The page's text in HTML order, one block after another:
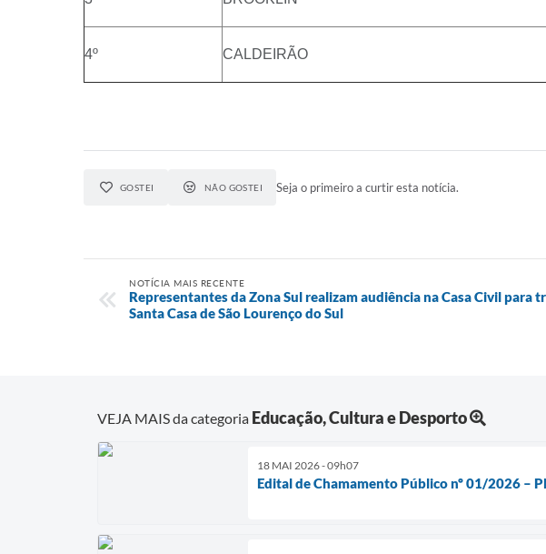
4º CALDEIRÃO
GOSTEI NÃO GOSTEI Seja o primeiro a curtir esta notícia.
NOTÍCIA MAIS RECENTE
Representantes da Zona Sul realizam audiência na Casa Civil para
Santa Casa de São Lourenço do Sul
VEJA MAIS da categoria Educação, Cultura e Desporto
18 MAI 2026 - 09h07
Edital de Chamamento Público nº 01/2026 –